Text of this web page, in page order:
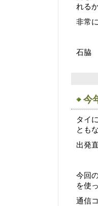
れる
非常
石脇
今
タイ
とも
出発
今回
を使
通信